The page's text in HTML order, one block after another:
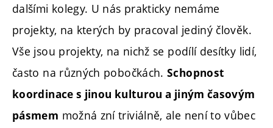
dalšími kolegy. U nás prakticky nemáme
projekty, na kterých by pracoval jediný člověk.
Vše jsou projekty, na nichž se podílí desítky lidí,
často na různých pobočkách.Schopnost
koordinace s jinou kulturou a jiným časovým
pásmem možná zní triviálně, ale není to vůbec